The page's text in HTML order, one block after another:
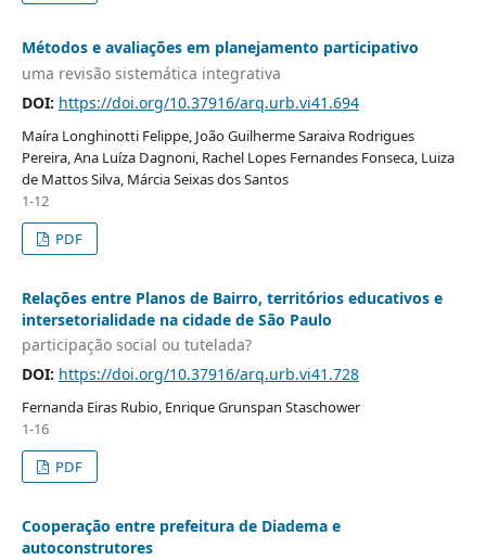
Métodos e avaliações em planejamento participativo
uma revisão sistemática integrativa
DOI: https://doi.org/10.37916/arq.urb.vi41.694
Maíra Longhinotti Felippe, João Guilherme Saraiva Rodrigues
Pereira, Ana Luíza Dagnoni, Rachel Lopes Fernandes Fonseca, Luiza
de Mattos Silva, Márcia Seixas dos Santos
1-12
PDF
Relações entre Planos de Bairro, territórios educativos e
intersetorialidade na cidade de São Paulo
participação social ou tutelada?
DOI: https://doi.org/10.37916/arq.urb.vi41.728
Fernanda Eiras Rubio, Enrique Grunspan Staschower
1-16
PDF
Cooperação entre prefeitura de Diadema e
autoconstrutores